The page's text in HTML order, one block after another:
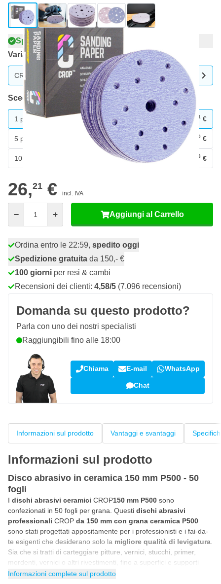
View larger imageView larger imageView larger imageView larger imageView larger image
Spedito oggi
Variante
CROP Disco abrasivo ceramico viola 150 mm grana 500 - 50
Scegli un numero
1 pezzo 26, 21 €
5 pezzi RISPARMIA IL 5% pz24, 90 €
10 pezzi RISPARMIA IL 10% 58 €
26,21 € incl. IVA
Aggiungi al Carrello
Ordina entro le 22:59, spedito oggi
Spedizione gratuita da 150,- €
100 giorni per resi & cambi
Recensioni dei clienti: 4,58/5 (7.096 recensioni)
Domanda su questo prodotto?
Parla con uno dei nostri specialisti
Raggiungibili fino alle 18:00
Chiama E-mail WhatsApp
Chat
Informazioni sul prodotto Vantaggi e svantaggi
Informazioni sul prodotto
Disco abrasivo in ceramica 150 mm P500 - 50
fogli
I dischi abrasivi ceramici CROP150 mm P500 sono
confezionati in 50 fogli per grana. Questi dischi abrasivi
professionali CROP da 150 mm con grana ceramica P500
sono stati progettati appositamente per i professionisti e i fai-da-
te esigenti che desiderano solo la migliore qualità di levigatura.
Sia che si tratti di carteggiare pitture, vernici, stucchi, primer,
mordenti, vernici o altri rivestimenti, fino a superfici e supporti
completamente nudi. Ildisco abrasivo in ceramica
Informazioni complete sul prodotto